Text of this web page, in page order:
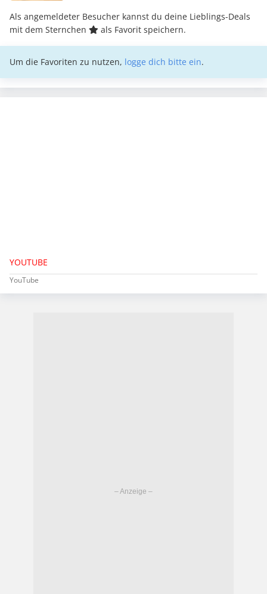
Als angemeldeter Besucher kannst du deine Lieblings-Deals
mit dem Sternchen
als Favorit speichern.
Um die Favoriten zu nutzen, logge dich bitte ein.
YOUTUBE
YouTube